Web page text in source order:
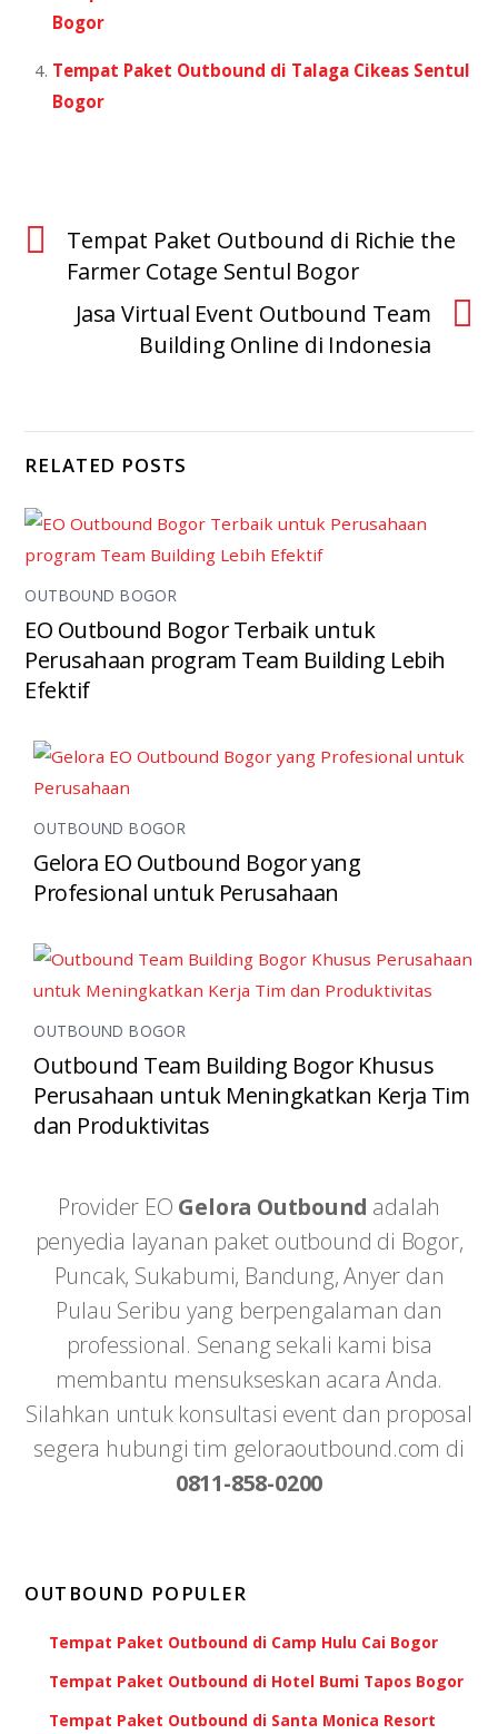
Bogor
Tempat Paket Outbound di Talaga Cikeas Sentul
Bogor
Tempat Paket Outbound di Richie the
Farmer Cotage Sentul Bogor
Jasa Virtual Event Outbound Team
Building Online di Indonesia
RELATED POSTS
OUTBOUND BOGOR
EO Outbound Bogor Terbaik untuk
Perusahaan program Team Building Lebih
Efektif
OUTBOUND BOGOR
Gelora EO Outbound Bogor yang
Profesional untuk Perusahaan
OUTBOUND BOGOR
Outbound Team Building Bogor Khusus
Perusahaan untuk Meningkatkan Kerja Tim
dan Produktivitas
Provider EO Gelora Outbound adalah
penyedia layanan paket outbound di Bogor,
Puncak, Sukabumi, Bandung, Anyer dan
Pulau Seribu yang berpengalaman dan
professional. Senang sekali kami bisa
membantu mensukseskan acara Anda.
Silahkan untuk konsultasi event dan proposal
segera hubungi tim geloraoutbound.com di
0811-858-0200
OUTBOUND POPULER
Tempat Paket Outbound di Camp Hulu Cai Bogor
Tempat Paket Outbound di Hotel Bumi Tapos Bogor
Tempat Paket Outbound di Santa Monica Resort